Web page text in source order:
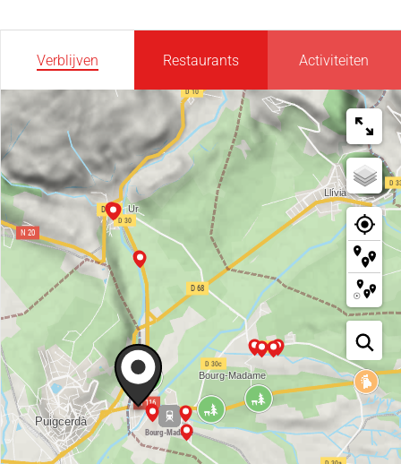
Verblijven Restaurants Activiteiten